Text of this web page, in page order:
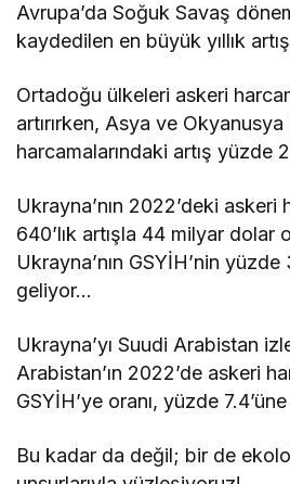
Avrupa’da Soğuk Savaş
kaydedilen en büyük yıllık
Ortadoğu ülkeleri askeri
artırırken, Asya ve
harcamalarındaki artış yüzde
Ukrayna’nın 2022’deki askeri
640’lık artışla 44 milyar dolar
Ukrayna’nın GSYİH’nin yüzde
geliyor…
Ukrayna’yı Suudi Arabistan
Arabistan’ın 2022’de askeri
GSYİH’ye oranı, yüzde
Bu kadar da değil; bir de